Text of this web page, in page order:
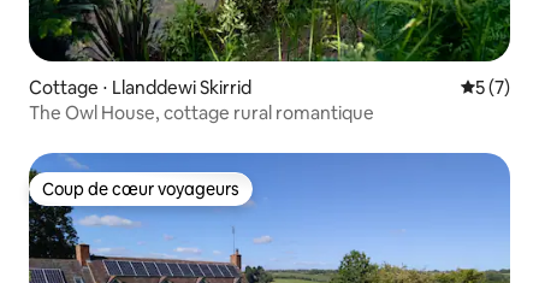
Cottage ⋅ Llanddewi Skirrid
5 (7)
The Owl House, cottage rural romantique
Coup de cœur voyageurs
Coup de cœur voyageurs